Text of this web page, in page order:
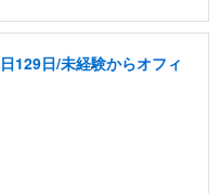
129日/未経験からオフィ